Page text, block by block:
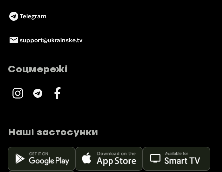
Telegram
support@ukrainske.tv
Соцмережі
Наші застосунки